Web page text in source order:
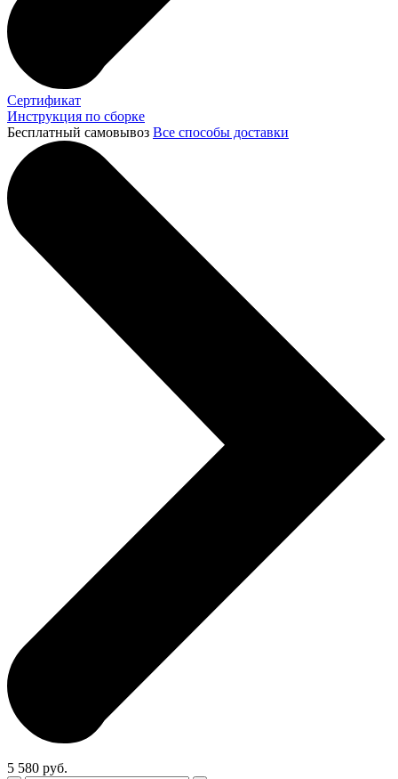
Сертификат
Инструкция по сборке
Бесплатный самовывоз Все способы доставки
5 580 руб.